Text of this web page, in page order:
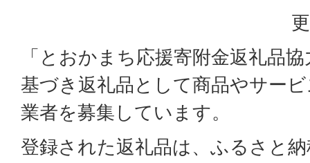
「とおかまち応援寄附金返礼品
基づき返礼品として商品やサー
業者を募集しています。
登録された返礼品は、ふるさと